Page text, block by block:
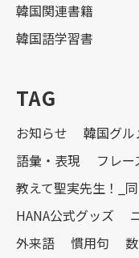
韓国関連書籍
韓国語学習書
TAG
お知らせ 韓国グル
語彙・表現
フレー
教えて聖実先生！_
HANA公式グッズ
外来語
慣用句